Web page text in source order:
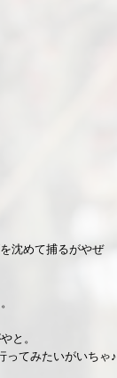
沈めて捕るがやぜ
と。
ってみたいがいちゃ♪